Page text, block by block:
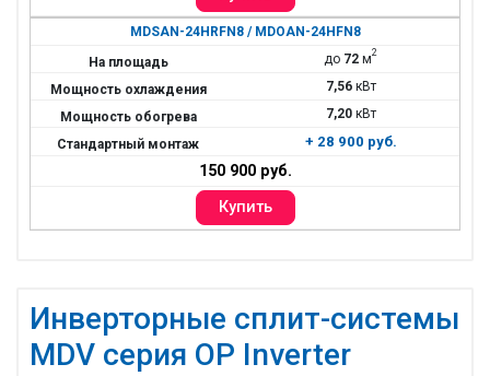
MDSAN-24HRFN8 / MDOAN-24HFN8
до 72 м2
7,56кВт
7,20кВт
+ 28 900 руб.
150 900 руб.
Инверторные сплит-системы
MDV серия OP Inverter